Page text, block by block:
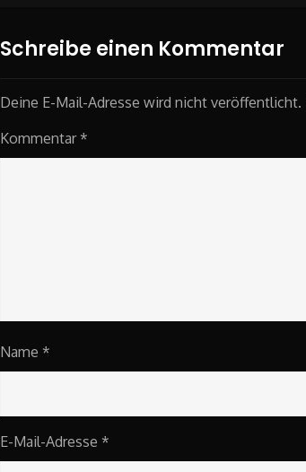
navigation
Schreibe einen Kommentar
Deine E-Mail-Adresse wird nicht veröffentlicht.
Kommentar *
Name *
E-Mail-Adresse *